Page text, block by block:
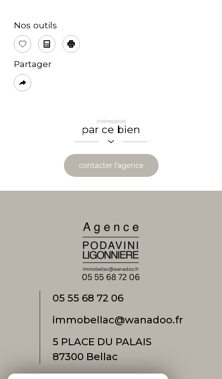
Nos outils
Sélectionner
Calculatrice
Imprimer
Partager
Plus
de
Intéressé(e)
par ce bien
contacter l'agence
05 55 68 72 06
immobellac@wanadoo.fr
5 PLACE DU PALAIS
87300
bellac